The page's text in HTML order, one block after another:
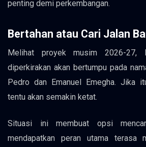
penting demi perkembangan.
Bertahan atau Cari Jalan
Melihat proyek musim 2026-27,
diperkirakan akan bertumpu pada
Pedro dan Emanuel Emegha. Jika
tentu akan semakin ketat.
Situasi ini membuat opsi
mendapatkan peran utama terasa